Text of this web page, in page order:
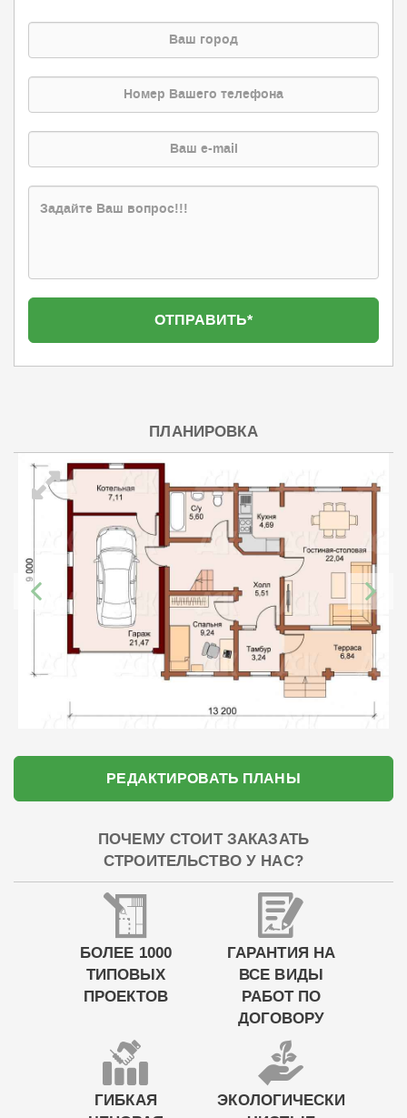
ПЛАНИРОВКА
РЕДАКТИРОВАТЬ ПЛАНЫ
ПОЧЕМУ СТОИТ ЗАКАЗАТЬ
СТРОИТЕЛЬСТВО У НАС?
БОЛЕЕ 1000
ТИПОВЫХ
ПРОЕКТОВ
ГАРАНТИЯ НА
ВСЕ ВИДЫ
РАБОТ ПО
ДОГОВОРУ
ГИБКАЯ
ЭКОЛОГИЧЕСКИ